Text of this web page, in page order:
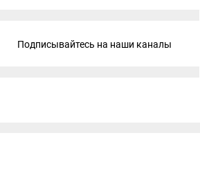
Подписывайтесь на наши каналы